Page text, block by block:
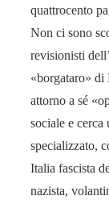
quattrocento
Non ci sono
revisionisti
«borgataro» di
attorno a sé
sociale e
specializzato,
Italia fascista
nazista,